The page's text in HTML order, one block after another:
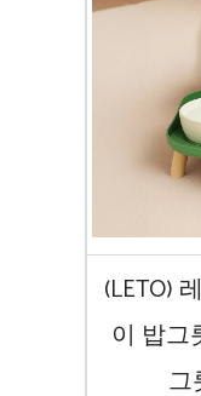
(LETO)
이 밥그
그